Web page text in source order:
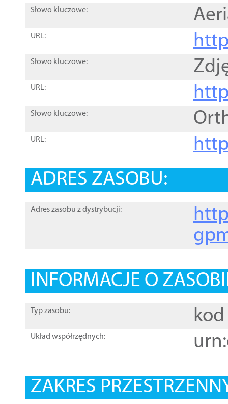
Słowo kluczowe:
URL:
Słowo kluczowe:
URL:
Słowo kluczowe:
URL:
ADRES ZASOBU:
Adres zasobu z dystrybucji:
INFORMACJE O
Typ zasobu: kod
Układ współrzędnych:
ZAKRES